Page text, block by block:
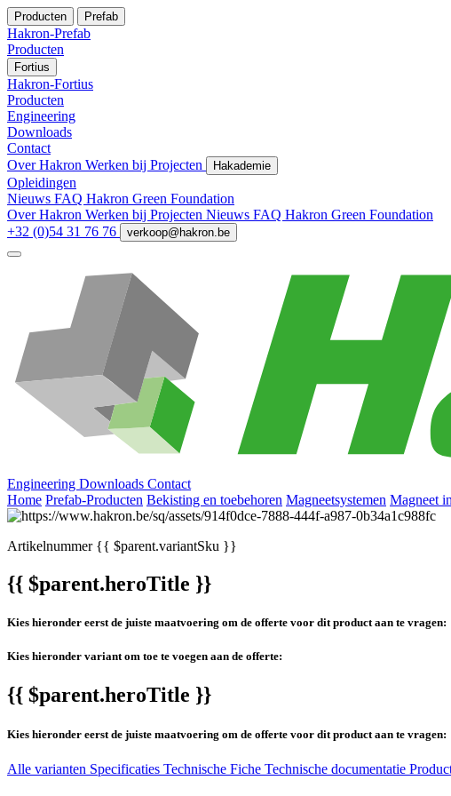
Producten Prefab
Hakron-Prefab
Producten
Fortius
Hakron-Fortius
Producten
Engineering
Downloads
Contact
Over Hakron Werken bij Projecten Hakademie
Opleidingen
Nieuws FAQ Hakron Green Foundation
Over Hakron Werken bij Projecten Nieuws FAQ Hakron Green Foundation
+32 (0)54 31 76 76
verkoop@hakron.be
Engineering Downloads Contact
Home Prefab-Producten Bekisting en toebehoren Magneetsystemen Magneet
Artikelnummer{{ $parent.variantSku }}
{{ $parent.heroTitle }}
Kies hieronder eerst de juiste maatvoering om de offerte voor dit product aan te vragen:
Kies hieronder variant om toe te voegen aan de offerte:
{{ $parent.heroTitle }}
Kies hieronder eerst de juiste maatvoering om de offerte voor dit product aan te vragen:
Alle varianten Specificaties Technische Fiche Technische documentatie